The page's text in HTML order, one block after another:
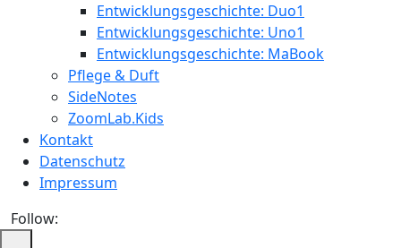
Entwicklungsgeschichte: Duo1
Entwicklungsgeschichte: Uno1
Entwicklungsgeschichte: MaBook
Pflege & Duft
SideNotes
ZoomLab.Kids
Kontakt
Datenschutz
Impressum
Follow: